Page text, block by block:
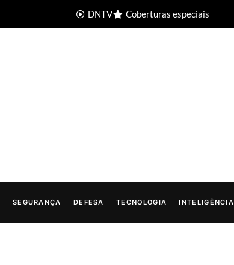
DNTV Coberturas especiais
SEGURANÇA DEFESA TECNOLOGIA INTELIGÊNCIA